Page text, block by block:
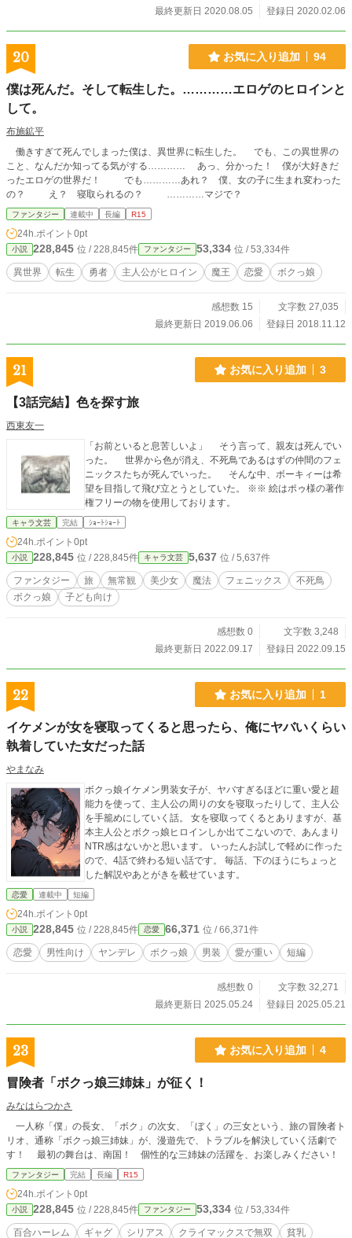
最終更新日 2020.08.05
登録日 2020.02.06
20 お気に入り追加 94
僕は死んだ。そして転生した。…………エロゲのヒロインと
して。
布施鉱平
働きすぎて死んでしまった僕は、異世界に転生した。 でも、この異世界の
こと、なんだか知ってる気がする………… あっ、分かった！ 僕が大好きだ
ったエロゲの世界だ！ でも…………あれ？ 僕、女の子に生まれ変わった
の？ え？ 寝取られるの？ …………マジで？
ファンタジー 連載中 長編 R15
24h.ポイント 0pt
小説 228,845 位 / 228,845件 ファンタジー 53,334 位 / 53,334件
異世界 転生 勇者 主人公がヒロイン 魔王 恋愛 ボクっ娘
感想数 15
文字数 27,035
最終更新日 2019.06.06
登録日 2018.11.12
21 お気に入り追加 3
【3話完結】色を探す旅
西東友一
「お前といると息苦しいよ」 そう言って、親友は死んでい
った。 世界から色が消え、不死鳥であるはずの仲間のフェ
ニックスたちが死んでいった。 そんな中、ボーキィーは希
望を目指して飛び立とうとしていた。 ※※ 絵はポゥ様の著作
権フリーの物を使用しております。
キャラ文芸 完結 ｼｮｰﾄｼｮｰﾄ
24h.ポイント 0pt
小説 228,845 位 / 228,845件 キャラ文芸 5,637 位 / 5,637件
ファンタジー 旅 無常観 美少女 魔法 フェニックス
不死鳥
ボクっ娘
子ども向け
感想数 0
文字数 3,248
最終更新日 2022.09.17
登録日 2022.09.15
22 お気に入り追加 1
イケメンが女を寝取ってくると思ったら、俺にヤバいくらい
執着していた女だった話
やまなみ
ボクっ娘イケメン男装女子が、ヤバすぎるほどに重い愛と超
能力を使って、主人公の周りの女を寝取ったりして、主人公
を手籠めにしていく話。 女を寝取ってくるとありますが、基
本主人公とボクっ娘ヒロインしか出てこないので、あんまり
NTR感はないかと思います。 いったんお試しで軽めに作った
ので、4話で終わる短い話です。 毎話、下のほうにちょっと
した解説やあとがきを載せています。
恋愛 連載中 短編
24h.ポイント 0pt
小説 228,845 位 / 228,845件 恋愛 66,371 位 / 66,371件
恋愛 男性向け ヤンデレ ボクっ娘 男装 愛が重い 短編
感想数 0
文字数 32,271
最終更新日 2025.05.24
登録日 2025.05.21
23 お気に入り追加 4
冒険者「ボクっ娘三姉妹」が征く！
みなはらつかさ
一人称「僕」の長女、「ボク」の次女、「ぼく」の三女という、旅の冒険者ト
リオ、通称「ボクっ娘三姉妹」が、漫遊先で、トラブルを解決していく活劇で
す！ 最初の舞台は、南国！ 個性的な三姉妹の活躍を、お楽しみください！
ファンタジー 完結 長編 R15
24h.ポイント 0pt
小説 228,845 位 / 228,845件 ファンタジー 53,334 位 / 53,334件
百合ハーレム ギャグ シリアス クライマックスで無双 貧乳